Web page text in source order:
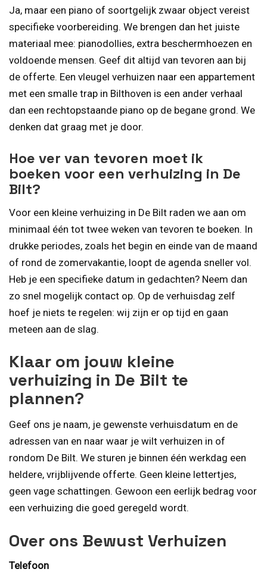
Ja, maar een piano of soortgelijk zwaar object vereist
specifieke voorbereiding. We brengen dan het juiste
materiaal mee: pianodollies, extra beschermhoezen en
voldoende mensen. Geef dit altijd van tevoren aan bij
de offerte. Een vleugel verhuizen naar een appartement
met een smalle trap in Bilthoven is een ander verhaal
dan een rechtopstaande piano op de begane grond. We
denken dat graag met je door.
Hoe ver van tevoren moet ik
boeken voor een verhuizing in De
Bilt?
Voor een kleine verhuizing in De Bilt raden we aan om
minimaal één tot twee weken van tevoren te boeken. In
drukke periodes, zoals het begin en einde van de maand
of rond de zomervakantie, loopt de agenda sneller vol.
Heb je een specifieke datum in gedachten? Neem dan
zo snel mogelijk contact op. Op de verhuisdag zelf
hoef je niets te regelen: wij zijn er op tijd en gaan
meteen aan de slag.
Klaar om jouw kleine
verhuizing in De Bilt te
plannen?
Geef ons je naam, je gewenste verhuisdatum en de
adressen van en naar waar je wilt verhuizen in of
rondom De Bilt. We sturen je binnen één werkdag een
heldere, vrijblijvende offerte. Geen kleine lettertjes,
geen vage schattingen. Gewoon een eerlijk bedrag voor
een verhuizing die goed geregeld wordt.
Over ons Bewust Verhuizen
Telefoon